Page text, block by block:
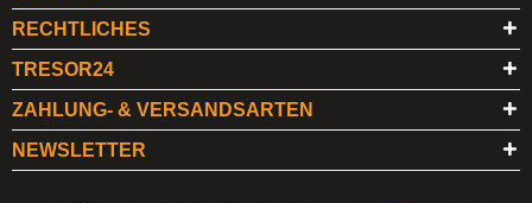
RECHTLICHES
TRESOR24
ZAHLUNG- & VERSANDSARTEN
NEWSLETTER